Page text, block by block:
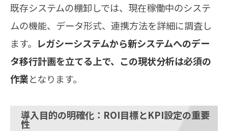
既存システムの棚卸しでは、現在稼働中のシステ
ムの機能、データ形式、連携方法を詳細に調査し
ます。 レガシーシステムから新システムへのデー
タ移行計画を立てる上で、この現状分析は必須の
作業となります。
導入目的の明確化：ROI目標とKPI設定の重要
性